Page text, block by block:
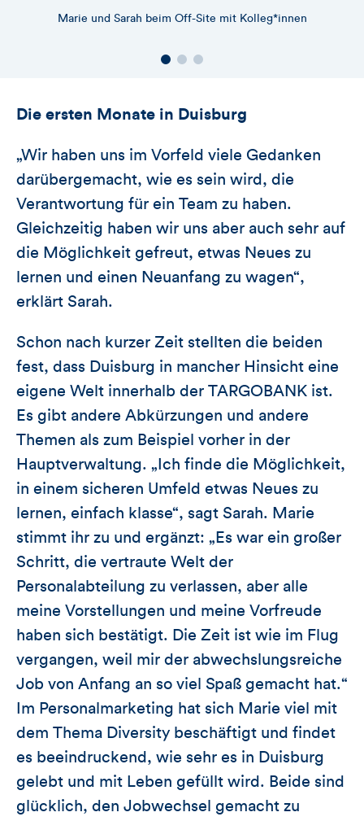
Marie und Sarah beim Off-Site mit Kolleg*innen
Die ersten Monate in Duisburg
„Wir haben uns im Vorfeld viele Gedanken
darübergemacht, wie es sein wird, die
Verantwortung für ein Team zu haben.
Gleichzeitig haben wir uns aber auch sehr auf
die Möglichkeit gefreut, etwas Neues zu
lernen und einen Neuanfang zu wagen“,
erklärt Sarah.
Schon nach kurzer Zeit stellten die beiden
fest, dass Duisburg in mancher Hinsicht eine
eigene Welt innerhalb der TARGOBANK ist.
Es gibt andere Abkürzungen und andere
Themen als zum Beispiel vorher in der
Hauptverwaltung. „Ich finde die Möglichkeit,
in einem sicheren Umfeld etwas Neues zu
lernen, einfach klasse“, sagt Sarah. Marie
stimmt ihr zu und ergänzt: „Es war ein großer
Schritt, die vertraute Welt der
Personalabteilung zu verlassen, aber alle
meine Vorstellungen und meine Vorfreude
haben sich bestätigt. Die Zeit ist wie im Flug
vergangen, weil mir der abwechslungsreiche
Job von Anfang an so viel Spaß gemacht hat.“
Im Personalmarketing hat sich Marie viel mit
dem Thema Diversity beschäftigt und findet
es beeindruckend, wie sehr es in Duisburg
gelebt und mit Leben gefüllt wird. Beide sind
glücklich, den Jobwechsel gemacht zu